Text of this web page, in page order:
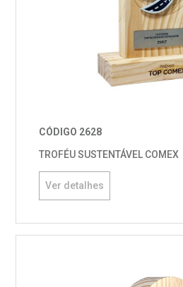
CÓDIGO 2628
TROFÉU SUSTENTÁVEL COMEX
Ver detalhes